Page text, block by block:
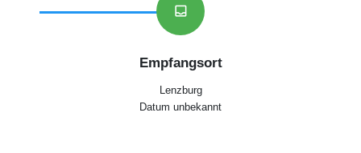
inbox
Empfangsort
Lenzburg
Datum unbekannt